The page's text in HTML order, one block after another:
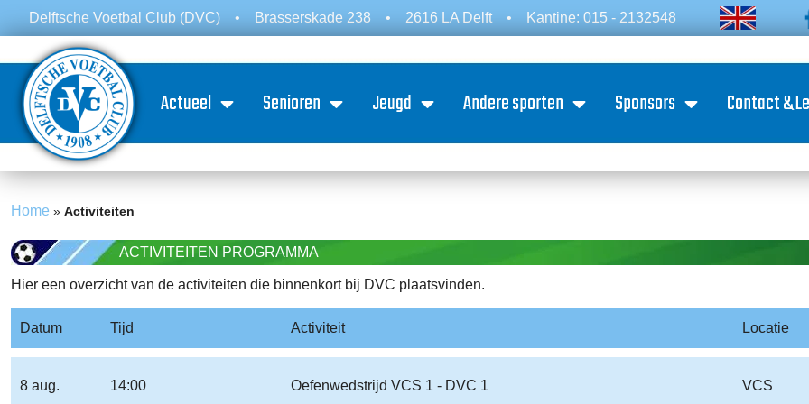
Delftsche Voetbal Club (DVC) • Brasserskade 238 • 2616 LA Delft • Kantine: 015 - 2132548
Actueel Senioren Jeugd Andere sporten Sponsors Contact &
Home » Activiteiten
ACTIVITEITEN PROGRAMMA
Hier een overzicht van de activiteiten die binnenkort bij DVC plaatsvinden.
Datum Tijd Activiteit Locatie
8 aug. 14:00 Oefenwedstrijd VCS 1 - DVC 1 VCS